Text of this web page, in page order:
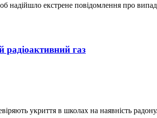
надійшло екстрене повідомлення про
газ
укриття в школах на наявність радону.